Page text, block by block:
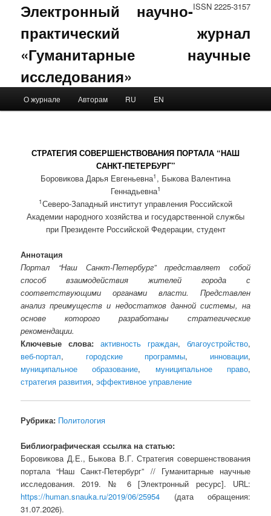
ISSN 2225-3157
Электронный научно-
практический журнал
«Гуманитарные научные
исследования»
Skip to primary content
Skip to secondary content
О журнале Авторам RU EN
СТРАТЕГИЯ СОВЕРШЕНСТВОВАНИЯ ПОРТАЛА “НАШ
САНКТ-ПЕТЕРБУРГ”
Боровикова Дарья Евгеньевна1 , Быкова Валентина
Геннадьевна1
1Северо-Западный институт управления Российской
Академии народного хозяйства и государственной службы
при Президенте Российской Федерации, студент
Аннотация
Портал “Наш Санкт-Петербург” представляет собой
способ взаимодействия жителей города с
соответствующими органами власти. Представлен
анализ преимуществ и недостатков данной системы, на
основе которого разработаны стратегические
рекомендации.
Ключевые слова: активность граждан, благоустройство,
веб-портал, городские программы, инновации,
муниципальное образование, муниципальное право,
стратегия развития,эффективное управление
Рубрика: Политология
Библиографическая ссылка на статью:
Боровикова Д.Е., Быкова В.Г. Стратегия совершенствования
портала “Наш Санкт-Петербург” // Гуманитарные научные
исследования. 2019. № 6 [Электронный ресурс]. URL:
https://human.snauka.ru/2019/06/25954 (дата обращения:
31.07.2026).